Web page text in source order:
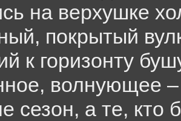
на верхушке
покрытый
к горизонту
волнующее –
сезон, а те,